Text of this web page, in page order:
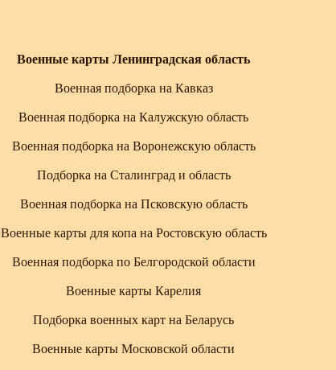
Военные карты Ленинградская область
Военная подборка на Кавказ
Военная подборка на Калужскую область
Военная подборка на Воронежскую область
Подборка на Сталинград и область
Военная подборка на Псковскую область
Военные карты для копа на Ростовскую область
Военная подборка по Белгородской области
Военные карты Карелия
Подборка военных карт на Беларусь
Военные карты Московской области